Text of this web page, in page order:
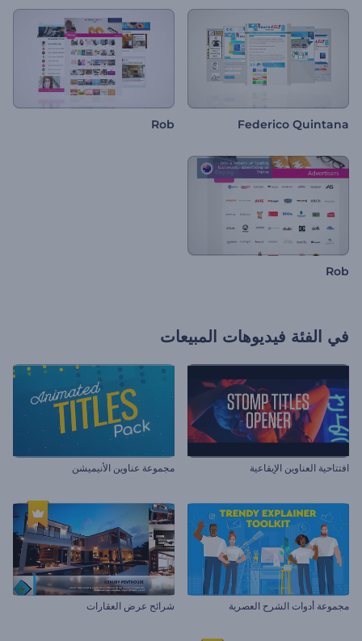
Federico Quintana
Rob
Rob
في الفئة فيديوهات المبيعات
افتتاحية العناوين الإيقاعية مجموعة عناوين الأنيميشن
مجموعة أدوات الشرح العصرية شرائح عرض العقارات